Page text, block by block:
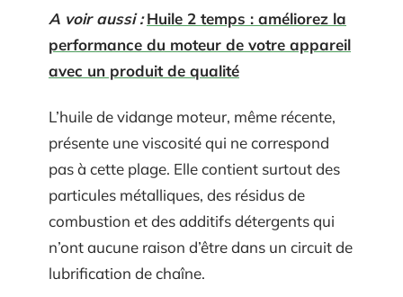
A voir aussi : Huile 2 temps : améliorez la
performance du moteur de votre appareil
avec un produit de qualité
L’huile de vidange moteur, même récente,
présente une viscosité qui ne correspond
pas à cette plage. Elle contient surtout des
particules métalliques, des résidus de
combustion et des additifs détergents qui
n’ont aucune raison d’être dans un circuit de
lubrification de chaîne.